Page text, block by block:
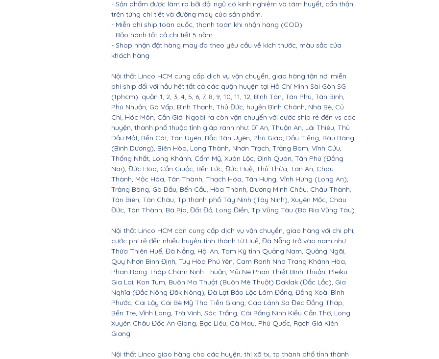
- Sản phẩm được làm ra bởi đội ngũ có kinh nghiệm và tâm huyết, cẩn thận
trên từng chi tiết và đường may của sản phẩm.
- Miễn phí ship toàn quốc, thanh toán khi nhận hàng (COD)
- Bảo hành tất cả chi tiết 5 năm
- Shop nhận đặt hàng may đo theo yêu cầu về kích thước, màu sắc của
khách hàng
Nội thất Linco HCM cung cấp dịch vụ vận chuyển, giao hàng tận nơi miễn
phí ship đối với hầu hết tất cả các quận huyện tại Hồ Chí Minh Sài Gòn SG
(tphcm): quận 1, 2, 3, 4, 5, 6, 7, 8, 9, 10, 11, 12, Bình Tân, Tân Phú, Tân Bình,
Phú Nhuận, Gò Vấp, Bình Thạnh, Thủ Đức, huyện Bình Chánh, Nhà Bè, Củ
Chi, Hóc Môn, Cần Giờ. Ngoài ra còn vận chuyển với cước ship rẻ đến vs các
huyện, thành phố thuộc tỉnh giáp ranh như: Dĩ An, Thuận An, Lái Thiêu, Thủ
Dầu Một, Bến Cát, Tân Uyên, Bắc Tân Uyên, Phú Giáo, Dầu Tiếng, Bàu Bàng
(Bình Dương), Biên Hòa, Long Thành, Nhơn Trạch, Trảng Bom, Vĩnh Cửu,
Thống Nhất, Long Khánh, Cẩm Mỹ, Xuân Lộc, Định Quán, Tân Phú (Đồng
Nai), Đức Hòa, Cần Giuộc, Bến Lức, Đức Huệ, Thủ Thừa, Tân An, Châu
Thành, Mộc Hóa, Tân Thành, Thạch Hóa, Tân Hưng, Vĩnh Hưng (Long An),
Trảng Bàng, Gò Dầu, Bến Cầu, Hòa Thành, Dương Minh Châu, Châu Thành,
Tân Biên, Tân Châu, Tp thành phố Tây Ninh (Tây Ninh), Xuyên Mộc, Châu
Đức, Tân Thành, Bà Rịa, Đất Đỏ, Long Điền, Tp Vũng Tàu (Bà Rịa Vũng Tàu).
Nội thất Linco HCM còn cung cấp dịch vụ vận chuyển, giao hàng với chi phí,
cước phí rẻ đến nhiều huyện tỉnh thành từ Huế, Đà Nẵng trở vào nam như:
Thừa Thiên Huế, Đà Nẵng, Hội An, Tam Kỳ tỉnh Quảng Nam, Quảng Ngãi,
Quy Nhơn Bình Định, Tuy Hòa Phú Yên, Cam Ranh Nha Trang Khánh Hòa,
Phan Rang Tháp Chàm Ninh Thuận, Mũi Né Phan Thiết Bình Thuận, Pleiku
Gia Lai, Kon Tum, Buôn Ma Thuột (Buôn Mê Thuột) Daklak (Đắc Lắc), Gia
Nghĩa (Đắc Nông Đăk Nông), Đà Lạt Bảo Lộc Lâm Đồng, Đồng Xoài Bình
Phước, Cai Lậy Cái Bè Mỹ Tho Tiền Giang, Cao Lãnh Sa Đéc Đồng Tháp,
Bến Tre, Vĩnh Long, Trà Vinh, Sóc Trăng, Cái Răng Ninh Kiều Cần Thơ, Long
Xuyên Châu Đốc An Giang, Bạc Liêu, Cà Mau, Phú Quốc, Rạch Giá Kiên
Giang.
Nội thất Linco giao hàng cho các huyện, thị xã tx, tp thành phố tỉnh thành